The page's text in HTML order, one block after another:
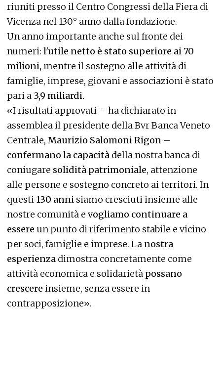
riuniti presso il Centro Congressi della Fiera di
Vicenza nel 130° anno dalla fondazione.
Un anno importante anche sul fronte dei
numeri: l'utile netto è stato superiore ai 70
milioni, mentre il sostegno alle attività di
famiglie, imprese, giovani e associazioni è stato
pari a 3,9 miliardi.
«I risultati approvati – ha dichiarato in
assemblea il presidente della Bvr Banca Veneto
Centrale, Maurizio Salomoni Rigon –
confermano la capacità della nostra banca di
coniugare solidità patrimoniale, attenzione
alle persone e sostegno concreto ai territori. In
questi 130 anni siamo cresciuti insieme alle
nostre comunità e vogliamo continuare a
essere un punto di riferimento stabile e vicino
per soci, famiglie e imprese. La nostra
esperienza dimostra concretamente come
attività economica e solidarietà possano
crescere insieme, senza essere in
contrapposizione».